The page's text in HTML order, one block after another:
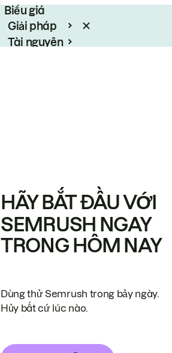
Biểu giá
Giải pháp
Tài nguyên
HÃY BẮT ĐẦU VỚI
SEMRUSH NGAY
TRONG HÔM NAY
Dùng thử Semrush trong bảy ngày.
Hủy bất cứ lúc nào.